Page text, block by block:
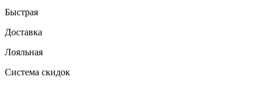
Быстрая
Доставка
Лояльная
Система скидок